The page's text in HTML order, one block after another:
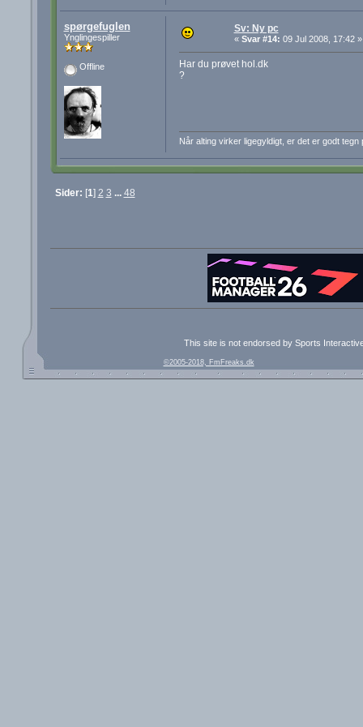
spørgefuglen
Ynglingespiller
Offline
Sv: Ny pc
« Svar #14: 09 Jul 2008, 17:42 »
Har du prøvet hol.dk
?
Når alting virker ligegyldigt, er det er godt
Sider: [1] 2 3 ... 48
This site is not endorsed by Sports
©2005-2018, FmFreaks.dk